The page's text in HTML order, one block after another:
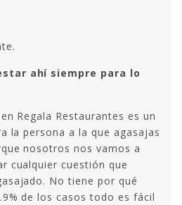
ahí siempre para lo
Regala Restaurantes es un
la persona a la que agasajas
nosotros nos vamos a
cualquier cuestión que
No tiene por qué
de los casos todo es fácil